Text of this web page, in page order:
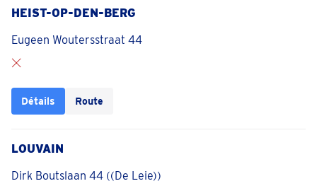
HEIST-OP-DEN-BERG
Eugeen Woutersstraat 44
Détails Route
LOUVAIN
Dirk Boutslaan 44 ((De Leie))